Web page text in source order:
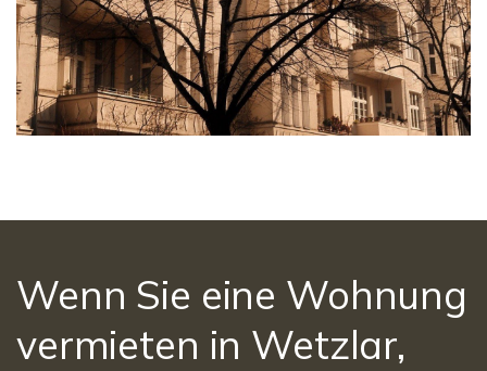
Wenn Sie eine Wohnung
vermieten in Wetzlar,